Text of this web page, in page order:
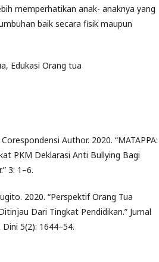
memperhatikan anak- anaknya yang
baik secara fisik maupun
Edukasi Orang tua
Author. 2020. “MATAPPA:
PKM Deklarasi Anti Bullying Bagi
3: 1–6.
2020. “Perspektif Orang Tua
Dari Tingkat Pendidikan.” Jurnal
5(2): 1644–54.